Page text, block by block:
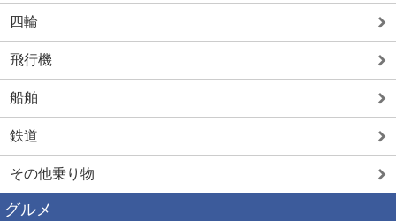
四輪
飛行機
船舶
鉄道
その他乗り物
グルメ